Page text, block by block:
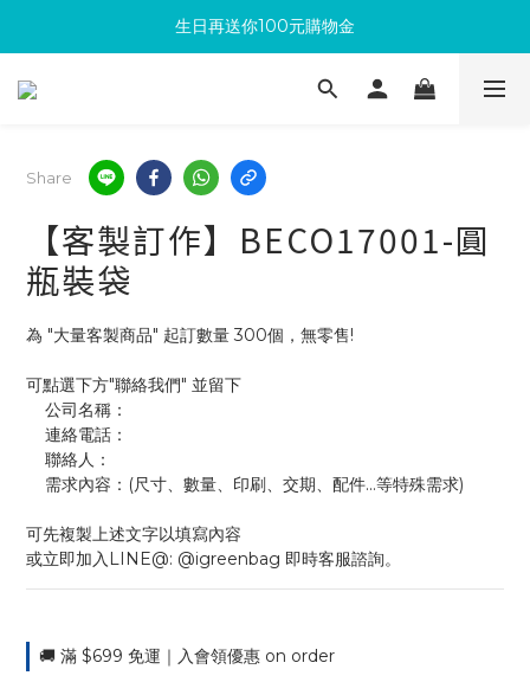
滿300回饋10%購物金
生日再送你100元購物金
加入成為新會員 馬上領取50元購物金
Share
【客製訂作】BECO17001-圓
瓶裝袋
為 "大量客製商品" 起訂數量 300個，無零售!
可點選下方"聯絡我們" 並留下
    公司名稱：
    連絡電話：
    聯絡人：
    需求內容：(尺寸、數量、印刷、交期、配件...等特殊需求)
可先複製上述文字以填寫內容
或立即加入LINE@: @igreenbag 即時客服諮詢。
🚚 滿 $699 免運｜入會領優惠 on order